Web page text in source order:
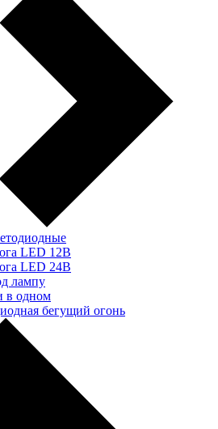
LED 12В
LED 24В
лампу
в одном
бегущий огонь